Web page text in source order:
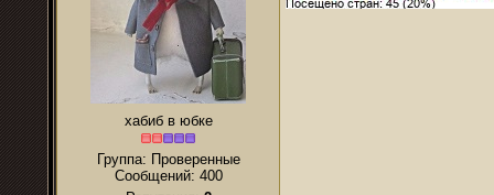
хабиб в юбке
Группа: Проверенные
Сообщений: 400